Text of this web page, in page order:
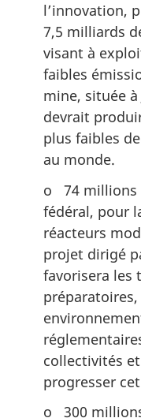
l’innovation,
7,5 milliards
visant à
faibles
mine, située à
devrait
plus faibles
au monde.
o 74 millions
fédéral, pour
réacteurs
projet dirigé
favorisera les
collectivités
progresser
o 300